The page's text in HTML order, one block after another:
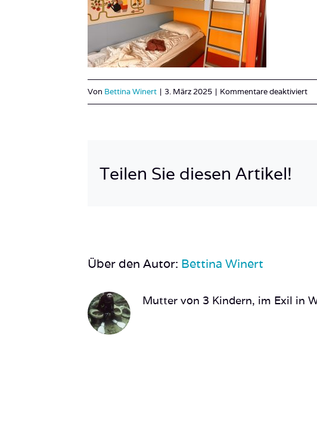
Von Bettina Winert | 3. März 2025 | Kommentare deaktiviertfür
Teilen Sie diesen Artikel!
Über den Autor: Bettina Winert
Mutter von 3 Kindern, im Exil in